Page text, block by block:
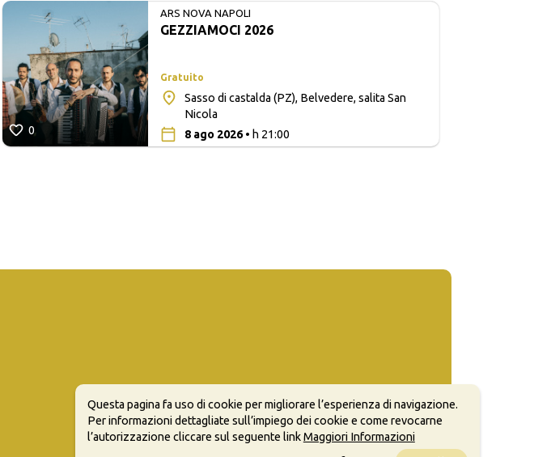
0
ARS NOVA NAPOLI
GEZZIAMOCI 2026
Gratuito
Sasso di castalda (PZ), Belvedere, salita San
Nicola
8 ago 2026• h 21:00
Questa pagina fa uso di cookie per migliorare l’esperienza di navigazione.
Per informazioni dettagliate sull’impiego dei cookie e come revocarne
l’autorizzazione cliccare sul seguente linkMaggiori Informazioni